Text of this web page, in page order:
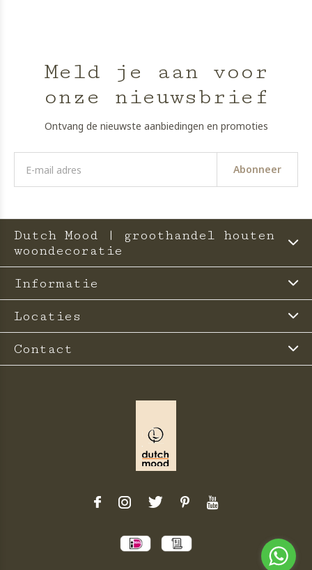
Meld je aan voor
onze nieuwsbrief
Ontvang de nieuwste aanbiedingen en promoties
Abonneer
Dutch Mood | groothandel houten
woondecoratie
Informatie
Locaties
Contact